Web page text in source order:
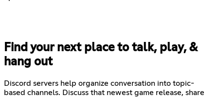
Find your next place to talk, play, &
hang out
Discord servers help organize conversation into topic-
based channels. Discuss that newest game release, share